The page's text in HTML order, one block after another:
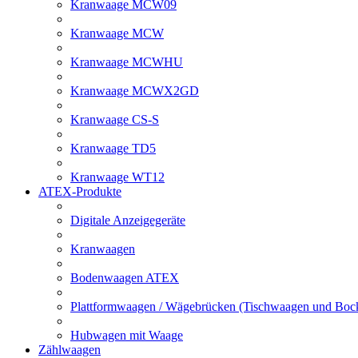
Kranwaage MCW09
Kranwaage MCW
Kranwaage MCWHU
Kranwaage MCWX2GD
Kranwaage CS-S
Kranwaage TD5
Kranwaage WT12
ATEX-Produkte
Digitale Anzeigegeräte
Kranwaagen
Bodenwaagen ATEX
Plattformwaagen / Wägebrücken (Tischwaagen und
Hubwagen mit Waage
Zählwaagen